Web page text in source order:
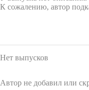
К сожалению, автор
Нет выпусков
Автор не добавил или